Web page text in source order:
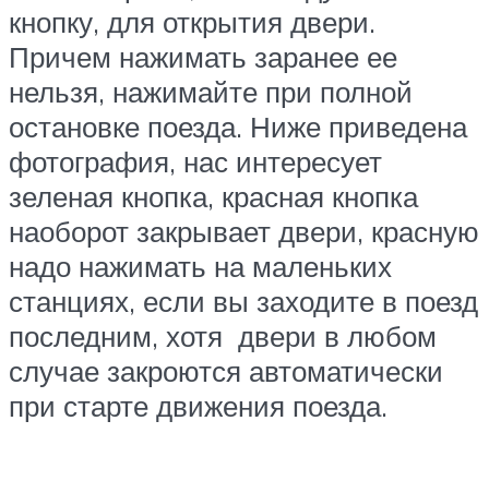
кнопку, для открытия двери.
Причем нажимать заранее ее
нельзя, нажимайте при полной
остановке поезда. Ниже приведена
фотография, нас интересует
зеленая кнопка, красная кнопка
наоборот закрывает двери, красную
надо нажимать на маленьких
станциях, если вы заходите в поезд
последним, хотя двери в любом
случае закроются автоматически
при старте движения поезда.